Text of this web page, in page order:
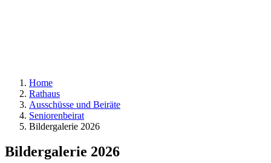
Home
Rathaus
Ausschüsse und Beiräte
Seniorenbeirat
Bildergalerie 2026
Bildergalerie 2026